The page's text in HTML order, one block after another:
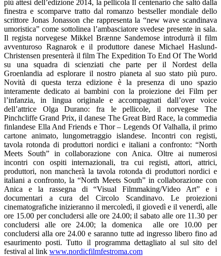
più attesi dell’edizione 2014, la pellicola Il centenario che saltò dalla
finestra e scomparve tratto dal romanzo bestseller mondiale dello
scrittore Jonas Jonasson che rappresenta la “new wave scandinava
umoristica” come sottolinea l’ambasciatore svedese presente in sala.
Il regista norvegese Mikkel Brænne Sandemose introdurrà il film
avventuroso Ragnarok e il produttore danese Michael Haslund-
Christensen presenterà il film The Expedition To End Of The World
su una squadra di scienziati che parte per il Nordest della
Groenlandia ad esplorare il nostro pianeta al suo stato più puro.
Novità di questa terza edizione è la presenza di uno spazio
interamente dedicato ai bambini con la proiezione dei Film per
l’infanzia, in lingua originale e accompagnati dall’over voice
dell’attrice Olga Durano: fra le pellicole, il norvegese The
Pinchcliffe Grand Prix, il danese The Great Bird Race, la commedia
finlandese Ella And Friends e Thor – Legends Of Valhalla, il primo
cartone animato, lungometraggio islandese. Incontri con registi,
tavola rotonda di produttori nordici e italiani a confronto: “North
Meets South” in collaborazione con Anica. Oltre ai numerosi
incontri con ospiti internazionali, tra cui registi, attori, attrici,
produttori, non mancherà la tavola rotonda di produttori nordici e
italiani a confronto, la “North Meets South” in collaborazione con
Anica e la rassegna di “Visual Filmmaking/Video Art” e i
documentari a cura del Circolo Scandinavo. Le proiezioni
cinematografiche inizieranno il mercoledì, il giovedì e il venerdì, alle
ore 15.00 per concludersi alle ore 24.00; il sabato alle ore 11.30 per
concludersi alle ore 24.00; la domenica alle ore 10.00 per
concludersi alla ore 24.00 e saranno tutte ad ingresso libero fino ad
esaurimento posti. Tutto il programma dettagliato al sul sito del
festival al link www.nordicfilmfestroma.com